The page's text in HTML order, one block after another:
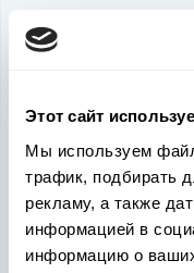
Этот сайт
Мы используем
трафик, подбирать
рекламу, а также
информацией в
информацию о
Используйте
Надежность,
ожидаемого
Внедрение
Казахстана станет
казахстанцев, чтобы
полную силу.